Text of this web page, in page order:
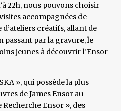
22h, nous pouvons choisir
accompagnées de
créatifs, allant de
passant par la gravure, le
jeunes à découvrir l’Ensor
», qui possède la plus
de James Ensor au
Ensor », des